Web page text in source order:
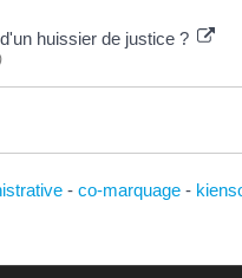
huissier de justice ?
- co-marquage -